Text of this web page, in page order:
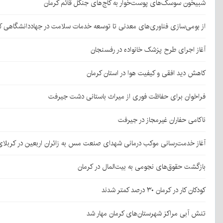
شبیخون سوسک‌های پوست‌خوار به کاج‌های جنگل قائم کرمان
از بومی‌سازی فناوری‌های معدنی تا توسعه خدمات سلامت در جهاددانشگاهی
آغاز اجرای طرح پزشک خانواده در رفسنجان
کاهش دید افقی و کیفیت هوا در استان کرمان
فراخوان برای حفاظت فوری از میراث باستانی دشت جیرفت
ناکامی حفاران غیرمجاز در جیرفت
آغاز خدمت‌رسانی موکب درمانی شهدای صنعت مس به زائران اربعین در
بازگشت حقوق‌های نجومی به بیت‌المال در کرمان
کودکان کار در کرمان ۳۰ درصد کمتر شدند
تنش آبی مراکز شهرستان‌های کرمان مهار شد